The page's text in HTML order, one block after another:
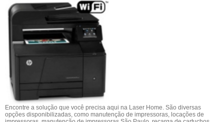
Encontre a solução que você precisa aqui na Laser Home. São diversas
opções disponibilizadas, como manutenção de impressoras, locações de